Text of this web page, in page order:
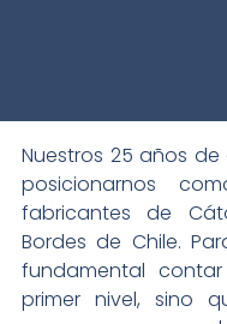
Nuestros 25 años
posicionarnos
fabricantes de
Bordes de Chile.
fundamental
primer nivel, sino